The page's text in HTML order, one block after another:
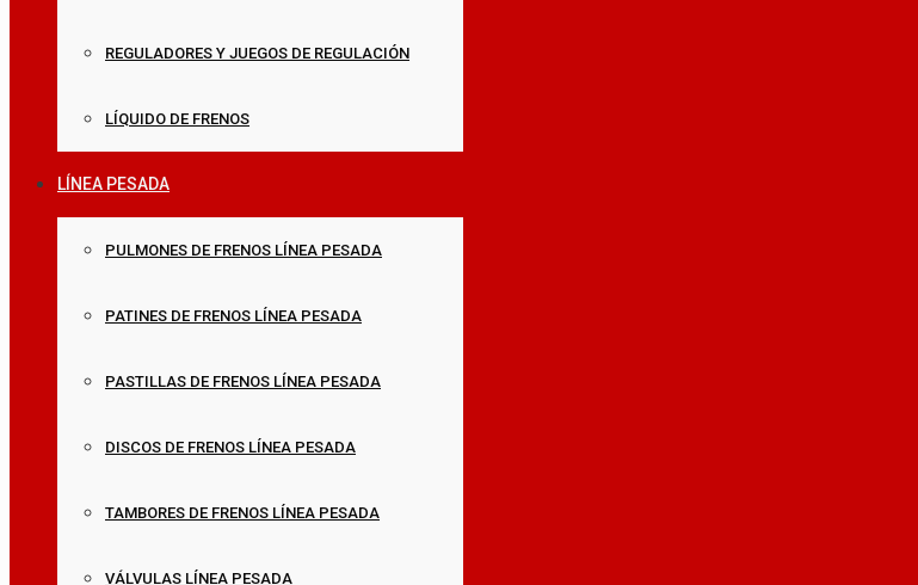
REGULADORES Y JUEGOS DE REGULACIÓN
LÍQUIDO DE FRENOS
LÍNEA PESADA
PULMONES DE FRENOS LÍNEA PESADA
PATINES DE FRENOS LÍNEA PESADA
PASTILLAS DE FRENOS LÍNEA PESADA
DISCOS DE FRENOS LÍNEA PESADA
TAMBORES DE FRENOS LÍNEA PESADA
VÁLVULAS LÍNEA PESADA